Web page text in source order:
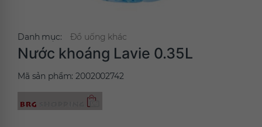
Danh mục: Đồ uống khác
Nước khoáng Lavie 0.35L
Mã sản phẩm:2002002742